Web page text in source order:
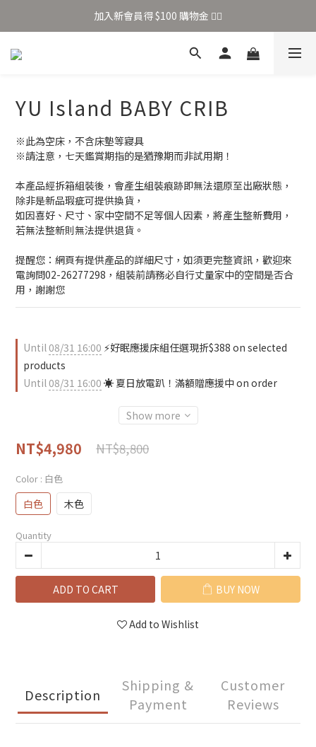
加入新會員得 $100 購物金 👉🏻
加入新會員得 $100 購物金 👉🏻
全站滿 $699 享免運
YU Island BABY CRIB
※此為空床，不含床墊等寢具
※請注意，七天鑑賞期指的是猶豫期而非試用期！
本產品經拆箱組裝後，會產生組裝痕跡即無法還原至出廠狀態，
除非是新品瑕疵可提供換貨，
如因喜好、尺寸、家中空間不足等個人因素，將產生整新費用，
若無法整新則無法提供退貨。
提醒您：網頁有提供產品的詳細尺寸，如須更完整資訊，歡迎來
電詢問02-26277298，組裝前請務必自行丈量家中的空間是否合
用，謝謝您
Until08/31 16:00 ⚡好眠應援床組任選現折$388 on selected
products
Until08/31 16:00 ☀️ 夏日放電趴！滿額贈應援中 on order
Show more
NT$4,980 NT$8,800
Color : 白色
白色 木色
Quantity
ADD TO CART BUY NOW
Add to Wishlist
Description
Shipping &
Payment
Customer
Reviews